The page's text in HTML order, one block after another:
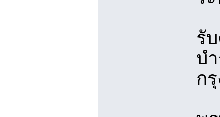
รั
บ
ก